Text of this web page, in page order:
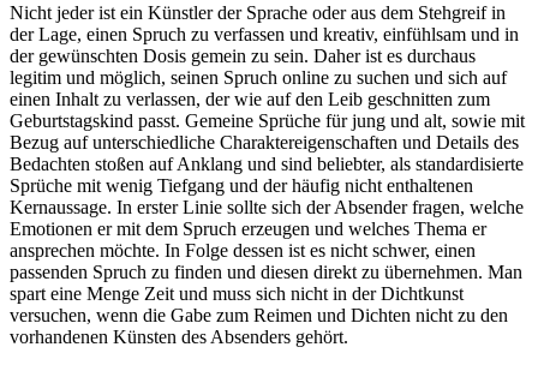
Nicht jeder ist ein Künstler der Sprache oder aus dem Stehgreif in
der Lage, einen Spruch zu verfassen und kreativ, einfühlsam und in
der gewünschten Dosis gemein zu sein. Daher ist es durchaus
legitim und möglich, seinen Spruch online zu suchen und sich auf
einen Inhalt zu verlassen, der wie auf den Leib geschnitten zum
Geburtstagskind passt. Gemeine Sprüche für jung und alt, sowie mit
Bezug auf unterschiedliche Charaktereigenschaften und Details des
Bedachten stoßen auf Anklang und sind beliebter, als standardisierte
Sprüche mit wenig Tiefgang und der häufig nicht enthaltenen
Kernaussage. In erster Linie sollte sich der Absender fragen, welche
Emotionen er mit dem Spruch erzeugen und welches Thema er
ansprechen möchte. In Folge dessen ist es nicht schwer, einen
passenden Spruch zu finden und diesen direkt zu übernehmen. Man
spart eine Menge Zeit und muss sich nicht in der Dichtkunst
versuchen, wenn die Gabe zum Reimen und Dichten nicht zu den
vorhandenen Künsten des Absenders gehört.